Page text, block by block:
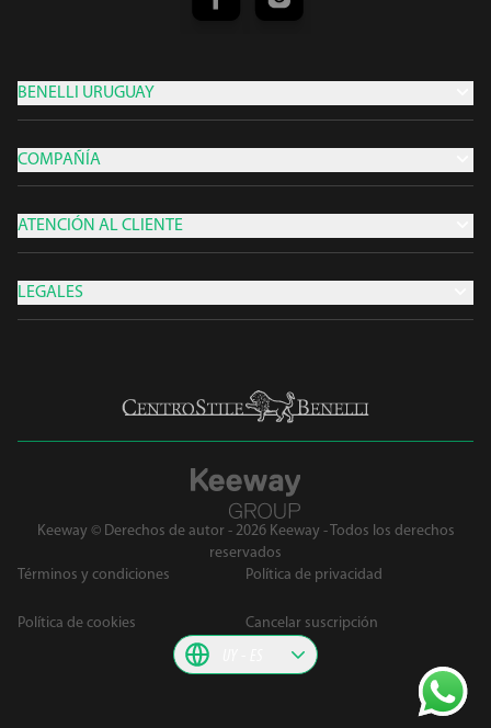
BENELLI URUGUAY
COMPAÑÍA
ATENCIÓN AL CLIENTE
LEGALES
Keeway © Derechos de autor - 2026 Keeway - Todos los derechos
reservados
Términos y condiciones
Política de privacidad
Política de cookies Cancelar suscripción